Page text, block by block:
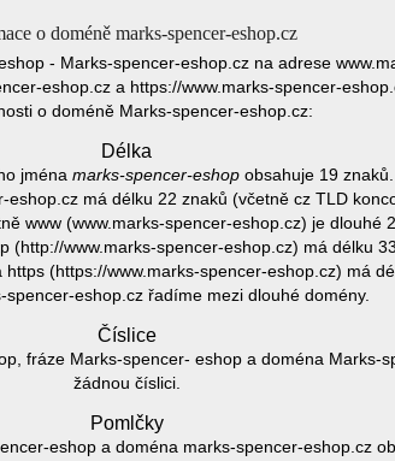
o doméně marks-spencer-eshop.cz
- Marks-spencer-eshop.cz na adrese
eshop.cz a https://www.marks-spencer-
o doméně Marks-spencer-eshop.cz:
Délka
jména marks-spencer-eshop obsahuje 19 znaků.
eshop.cz má délku 22 znaků (včetně cz TLD
www (www.marks-spencer-eshop.cz) je dlouhé
(http://www.marks-spencer-eshop.cz) má délku
(https://www.marks-spencer-eshop.cz) má
spencer-eshop.cz řadíme mezi dlouhé domény.
Číslice
fráze Marks-spencer- eshop a doména Marks-
žádnou číslici.
Pomlčky
eshop a doména marks-spencer-eshop.cz